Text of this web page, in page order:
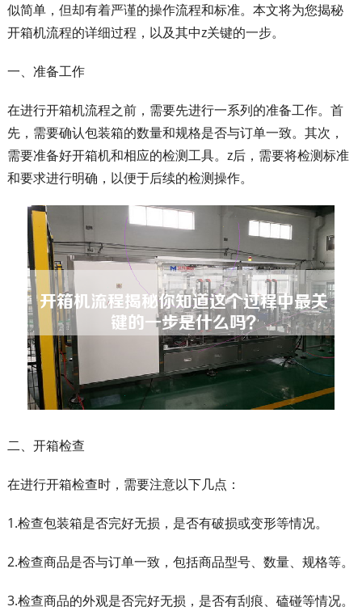
似简单，但却有着严谨的操作流程和标准。本文将为您揭秘
开箱机流程的详细过程，以及其中z关键的一步。
一、准备工作
在进行开箱机流程之前，需要先进行一系列的准备工作。首
先，需要确认包装箱的数量和规格是否与订单一致。其次，
需要准备好开箱机和相应的检测工具。z后，需要将检测标准
和要求进行明确，以便于后续的检测操作。
二、开箱检查
在进行开箱检查时，需要注意以下几点：
1.检查包装箱是否完好无损，是否有破损或变形等情况。
2.检查商品是否与订单一致，包括商品型号、数量、规格等。
3.检查商品的外观是否完好无损，是否有刮痕、磕碰等情况。